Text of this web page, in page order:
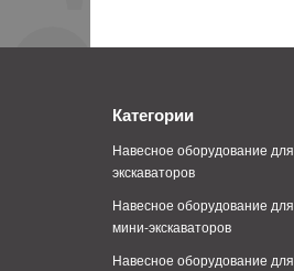
Категории
Навесное оборудование для
экскаваторов
Навесное оборудование для
мини-экскаваторов
Навесное оборудование для